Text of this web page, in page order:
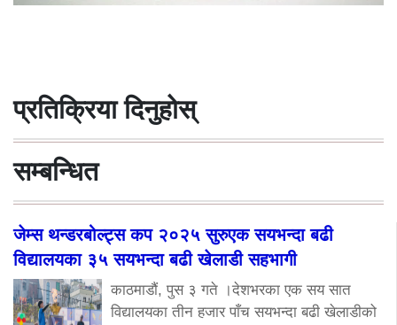
प्रतिक्रिया दिनुहोस्
सम्बन्धित
जेम्स थन्डरबोल्ट्स कप २०२५ सुरुएक सयभन्दा बढी
विद्यालयका ३५ सयभन्दा बढी खेलाडी सहभागी
काठमाडौं, पुस ३ गते ।देशभरका एक सय सात
विद्यालयका तीन हजार पाँच सयभन्दा बढी खेलाडीको